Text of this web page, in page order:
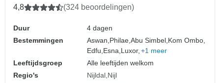
4,8 (324 beoordelingen)
Duur
4 dagen
Bestemmingen
Aswan,Philae,Abu Simbel,Kom Ombo,
Edfu,Esna,Luxor, +1 meer
Leeftijdsgroep
Alle leeftijden welkom
Regio's
Nijldal Nijl